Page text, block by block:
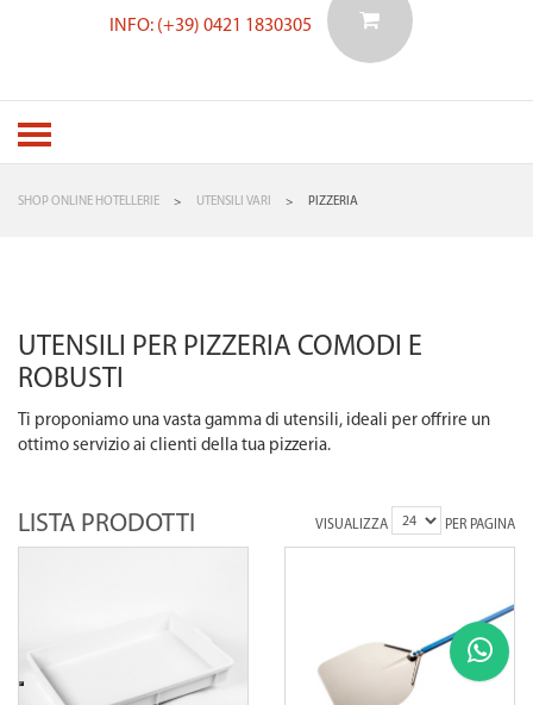
INFO: (+39) 0421 1830305
SHOP ONLINE HOTELLERIE > UTENSILI VARI > PIZZERIA
UTENSILI PER PIZZERIA COMODI E
ROBUSTI
Ti proponiamo una vasta gamma di utensili, ideali per offrire un
ottimo servizio ai clienti della tua pizzeria.
LISTA PRODOTTI VISUALIZZA PER PAGINA